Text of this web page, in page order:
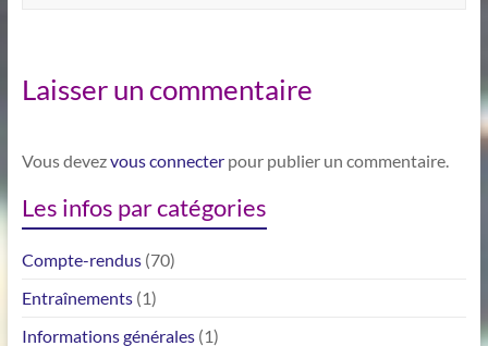
Laisser un commentaire
Vous devezvous connecterpour publier un commentaire.
Les infos par catégories
Compte-rendus(70)
Entraînements(1)
Informations générales(1)